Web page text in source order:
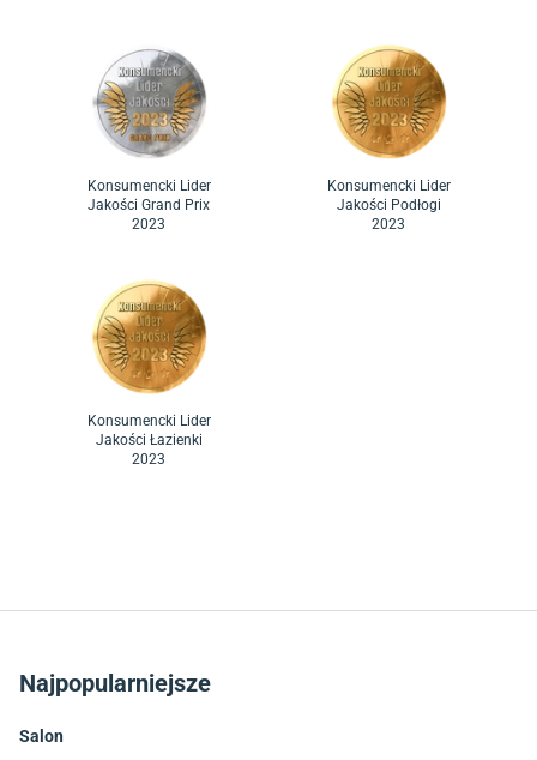
Konsumencki Lider
Jakości Grand Prix
2023
Konsumencki Lider
Jakości Podłogi
2023
Konsumencki Lider
Jakości Łazienki
2023
Najpopularniejsze
Salon